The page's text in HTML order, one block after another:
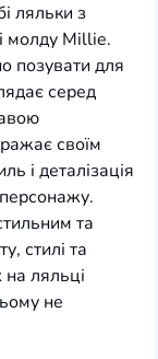
ляльки з
молду Millie.
позувати для
серед
своїм
і деталізація
та
стилі та
ляльці
не